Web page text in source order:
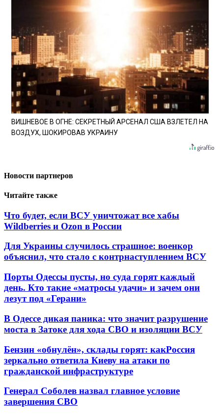
ВИШНЕВОЕ В ОГНЕ: СЕКРЕТНЫЙ АРСЕНАЛ США ВЗЛЕТЕЛ НА
ВОЗДУХ, ШОКИРОВАВ УКРАИНУ
Новости партнеров
Читайте также
Что будет, если ВСУ уничтожат все хабы
Wildberries и Ozon в России
Для Украины случилось страшное: военкор
объяснил, что стало с контрнаступлением ВСУ
Порты Одессы пусты, но суда горят каждый
день. Кто такие «матросы удачи» и зачем они
лезут под «Герани»
В Одессе дикая паника: что значит разрушение
моста в Затоке для хода СВО и изоляции ВСУ
Бензин «обнулён», склады горят: какРоссия
зеркально ответила Киеву на атаки по
гражданской инфраструктуре
Генерал Соболев назвал главное условие
завершения СВО